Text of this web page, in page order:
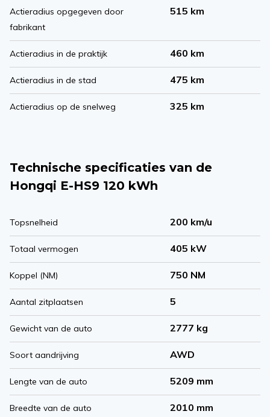
Actieradius opgegeven door
fabrikant
515 km
Actieradius in de praktijk 460 km
Actieradius in de stad 475 km
Actieradius op de snelweg 325 km
Technische specificaties van de
Hongqi E-HS9 120 kWh
Topsnelheid 200 km/u
Totaal vermogen 405 kW
Koppel (NM) 750 NM
Aantal zitplaatsen 5
Gewicht van de auto 2777 kg
Soort aandrijving AWD
Lengte van de auto 5209 mm
Breedte van de auto 2010 mm